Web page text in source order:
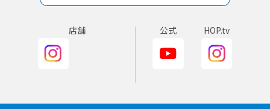
店舗 公式 HOP.tv